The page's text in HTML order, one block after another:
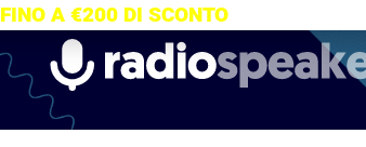
Radiospeaker.it
FINO A €200 DI SCONTO